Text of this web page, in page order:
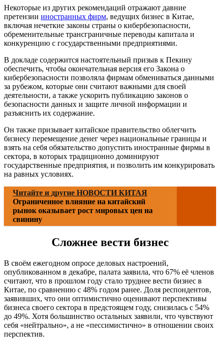
Некоторые из других рекомендаций отражают давние
претензии иностранных фирм, ведущих бизнес в Китае,
включая нечеткие законы страны о кибербезопасности,
обременительные трансграничные переводы капитала и
конкуренцию с государственными предприятиями.
В докладе содержится настоятельный призыв к Пекину
обеспечить, чтобы окончательная версия его Закона о
кибербезопасности позволяла фирмам обмениваться данными
за рубежом, которые они считают важными для своей
деятельности, а также ускорить публикацию законов о
безопасности данных и защите личной информации и
разъяснить их содержание.
Он также призывает китайское правительство облегчить
бизнесу перемещение денег через национальные границы и
взять на себя обязательство допустить иностранные фирмы в
сектора, в которых традиционно доминируют
государственные предприятия, и позволить им конкурировать
на равных условиях.
Читайте и другие НОВОСТИ КИТАЯ
Ограниченное влияние на китайский
рынок оказывает рост мировых цен на
свинину
Сложнее вести бизнес
В своём ежегодном опросе деловых настроений,
опубликованном в декабре, палата заявила, что 67% её членов
считают, что в прошлом году стало труднее вести бизнес в
Китае, по сравнению с 48% годом ранее. Доля респондентов,
заявивших, что они оптимистично оценивают перспективы
бизнеса своего сектора в предстоящем году, снизилась с 54%
до 49%. Хотя большинство остальных заявили, что чувствуют
себя «нейтрально», а не «пессимистично» в отношении своих
перспектив.